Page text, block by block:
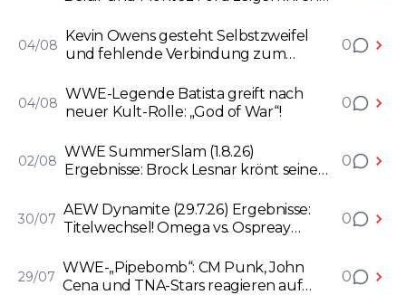
04/08
Kevin Owens gesteht Selbstzweifel
und fehlende Verbindung zum
0
04/08
WWE-Legende Batista greift nach
neuer Kult-Rolle: „God of War“!
0
02/08
WWE SummerSlam (1.8.26)
Ergebnisse: Brock Lesnar krönt seinen
WWE-Titelkampf!
0
30/07
AEW Dynamite (29.7.26) Ergebnisse:
Titelwechsel! Omega vs. Ospreay
0
29/07
WWE-„Pipebomb“: CM Punk, John
Cena und TNA-Stars reagieren auf
0